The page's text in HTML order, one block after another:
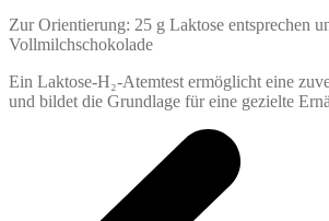
Zur Orientierung: 25 g Laktose entsprechen
Vollmilchschokolade
Ein Laktose-H₂-Atemtest ermöglicht eine
und bildet die Grundlage für eine gezielte